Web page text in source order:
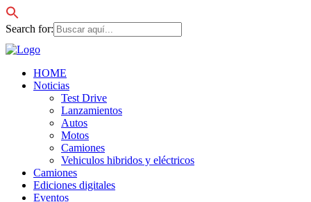
Search for:
HOME
Noticias
Test Drive
Lanzamientos
Autos
Motos
Camiones
Vehiculos hibridos y eléctricos
Camiones
Ediciones digitales
Eventos